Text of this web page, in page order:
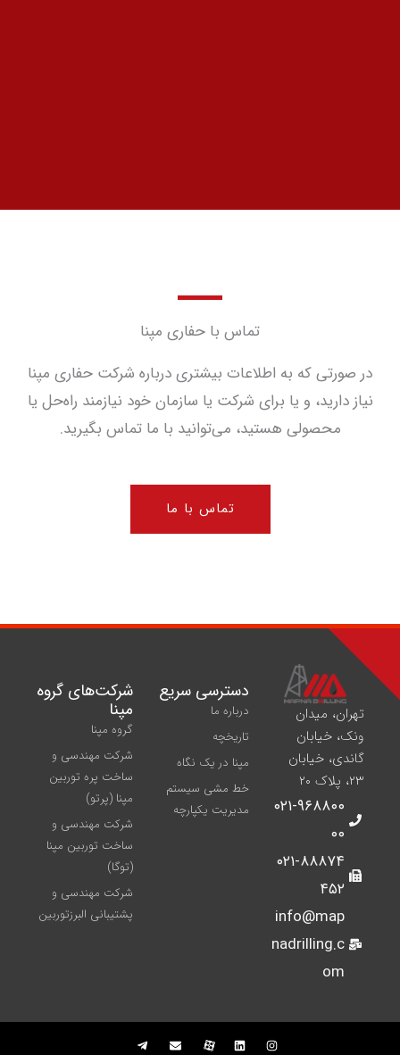
تماس با حفاری مپنا
در صورتی که به اطلاعات بیشتری درباره شرکت حفاری مپنا
نیاز دارید، و یا برای شرکت یا سازمان خود نیازمند راه‌حل یا
محصولی هستید، می‌توانید با ما تماس بگیرید.
تماس با ما
تهران، میدان
ونک، خیابان
گاندی، خیابان
۲۳، پلاک ۲۰
۰۲۱-۹۶۸۸۰۰
۰۰
۰۲۱-۸۸۸۷۴
۴۵۲
info@map
nadrilling.c
om
دسترسی سریع
درباره ما
تاریخچه
مپنا در یک نگاه
خط مشی سیستم
مدیریت یکپارچه
شركت‌های گروه
مپنا
گروه مپنا
شرکت مهندسی و
ساخت پره‌ توربین
مپنا (پرتو)
شركت مهندسی و
ساخت توربين مپنا
(توگا)
شركت مهندسی و
پشتيبانی البرزتوربين